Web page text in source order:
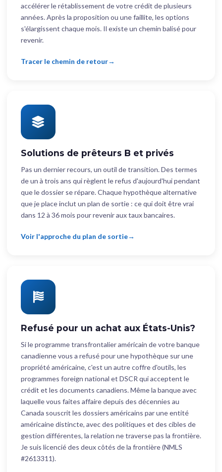
accélérer le rétablissement de votre crédit de plusieurs
années. Après la proposition ou une faillite, les options
s'élargissent chaque mois. Il existe un chemin balisé pour
revenir.
Tracer le chemin de retour
Solutions de prêteurs B et privés
Pas un dernier recours, un outil de transition. Des termes
de un à trois ans qui règlent le refus d'aujourd'hui pendant
que le dossier se répare. Chaque hypothèque alternative
que je place inclut un plan de sortie : ce qui doit être vrai
dans 12 à 36 mois pour revenir aux taux bancaires.
Voir l'approche du plan de sortie
Refusé pour un achat aux États-Unis?
Si le programme transfrontalier américain de votre banque
canadienne vous a refusé pour une hypothèque sur une
propriété américaine, c'est un autre coffre d'outils, les
programmes foreign national et DSCR qui acceptent le
crédit et les documents canadiens. Même la banque avec
laquelle vous faites affaire depuis des décennies au
Canada souscrit les dossiers américains par une entité
américaine distincte, avec des politiques et des cibles de
gestion différentes, la relation ne traverse pas la frontière.
Je suis licencié des deux côtés de la frontière (NMLS
#2613311).